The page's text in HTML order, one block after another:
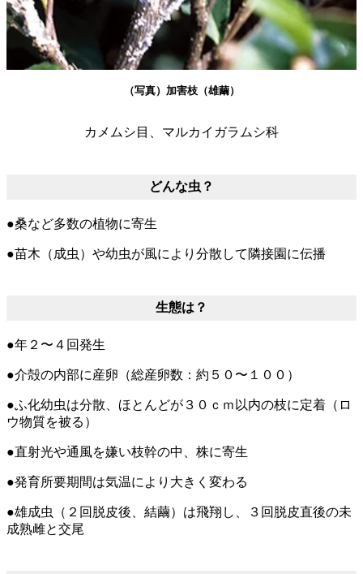
（写真）加害枝（雄繭）
カメムシ目、マルカイガラムシ科
どんな虫？
●桑など多数の植物に寄生
●苗木（成虫）や幼虫が風により分散して隣接園に伝播
生態は？
●年２〜４回発生
●介殻の内部に産卵（総産卵数：約５０〜１００）
●ふ化幼虫は分散、ほとんどが３０ｃｍ以内の枝に定着（ロ
ウ物質を被る）
●直射光や通風を嫌い枝幹の中、株に寄生
●発育所要期間は気温により大きく変わる
●雄成虫（２回脱皮後、結繭）は飛翔し、３回脱皮直後の未
成熟雌と交尾